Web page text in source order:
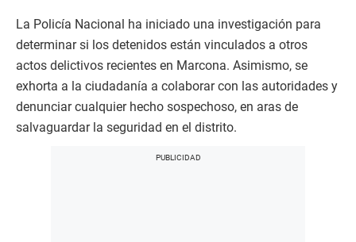
La Policía Nacional ha iniciado una investigación para
determinar si los detenidos están vinculados a otros
actos delictivos recientes en Marcona. Asimismo, se
exhorta a la ciudadanía a colaborar con las autoridades y
denunciar cualquier hecho sospechoso, en aras de
salvaguardar la seguridad en el distrito.